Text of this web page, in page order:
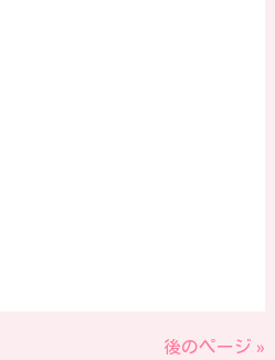
後のページ »